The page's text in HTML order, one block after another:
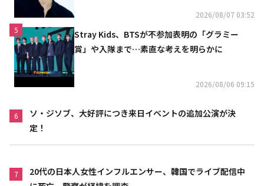
2026/08/07 03:52
5
Stray Kids、BTSが不参加表明の「グラミー
賞」や入隊まで…素直な考えを明らかに
2026/08/06 09:15
6
ソ・ジソブ、大好評につき来日イベントの追加公演が決
定！
7
20代の日本人女性インフルエンサー、韓国でライブ配信中